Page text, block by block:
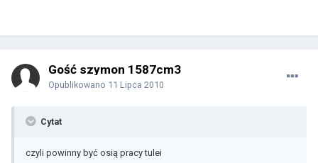
Gość szymon 1587cm3
Opublikowano 11 Lipca 2010
Cytat
czyli powinny być osią pracy tulei